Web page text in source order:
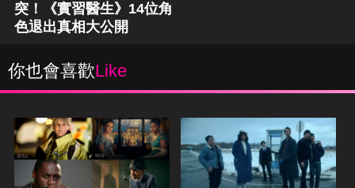
突！《實習醫生》14位角
色退出真相大公開
你也會喜歡Like